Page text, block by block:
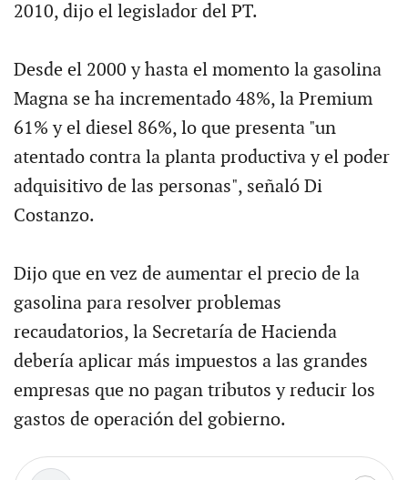
2010, dijo el legislador del PT.
Desde el 2000 y hasta el momento la gasolina
Magna se ha incrementado 48%, la Premium
61% y el diesel 86%, lo que presenta "un
atentado contra la planta productiva y el poder
adquisitivo de las personas", señaló Di
Costanzo.
Dijo que en vez de aumentar el precio de la
gasolina para resolver problemas
recaudatorios, la Secretaría de Hacienda
debería aplicar más impuestos a las grandes
empresas que no pagan tributos y reducir los
gastos de operación del gobierno.